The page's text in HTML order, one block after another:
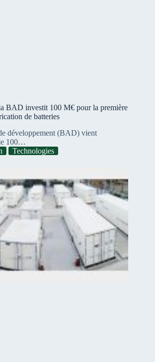
BAD investit 100 M€ pour la première
de batteries
développement (BAD) vient
100…
Technologies